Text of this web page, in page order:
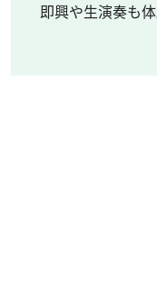
即興や生演奏も